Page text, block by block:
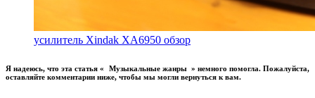
усилитель Xindak XA6950 обзор
Я надеюсь, что эта статья « Музыкальные жанры » немного помогла. Пожалуйста,
оставляйте комментарии ниже, чтобы мы могли вернуться к вам.